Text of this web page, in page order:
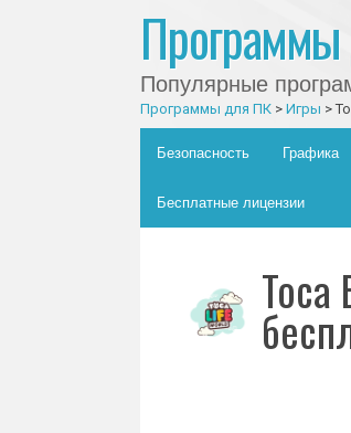
Популярные
Программы для ПК> Игры >
Главное меню
Skip to content
Безопасность Графика
Бесплатные лицензии
Toca